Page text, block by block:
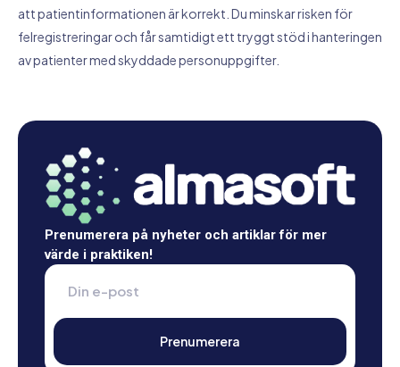
att patientinformationen är korrekt. Du minskar risken för
felregistreringar och får samtidigt ett tryggt stöd i hanteringen
av patienter med skyddade personuppgifter.
Prenumerera på nyheter och artiklar för mer
värde i praktiken!